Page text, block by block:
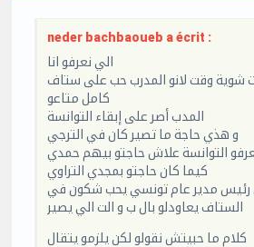
neder bachbaoueb a écrit :
الي نعرفو انا
شوية وقت لانو المدرب حب على ستاف
كامل متاعو
المدب أصر على إبقاء التوانسة
و هذي حاجة ما تصير كان في الترجي
التوانسة علاش حاجتو بيهم حمدي
كيما كان حاجتو بمجدي التراوي
مدير عام تونسي يحب شكون في
الستاف يعاودلو بال ب و الت الي يصير
كلام ما حبيتش نقولو لكن يلزمو يتقال